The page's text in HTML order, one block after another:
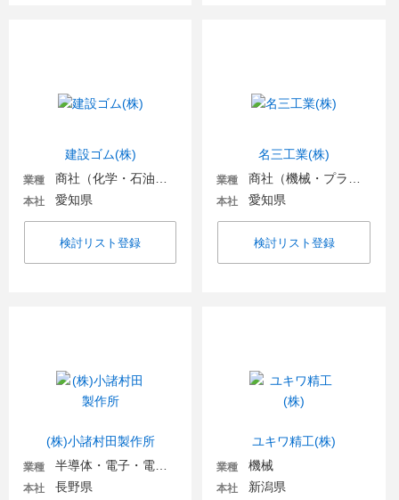
建設ゴム(株)
業種
本社 愛知県
検討リスト登録
名三工業(株)
業種
本社 愛知県
検討リスト登録
(株)小諸村田製作所
業種
本社 長野県
ユキワ精工(株)
業種 機械
本社 新潟県